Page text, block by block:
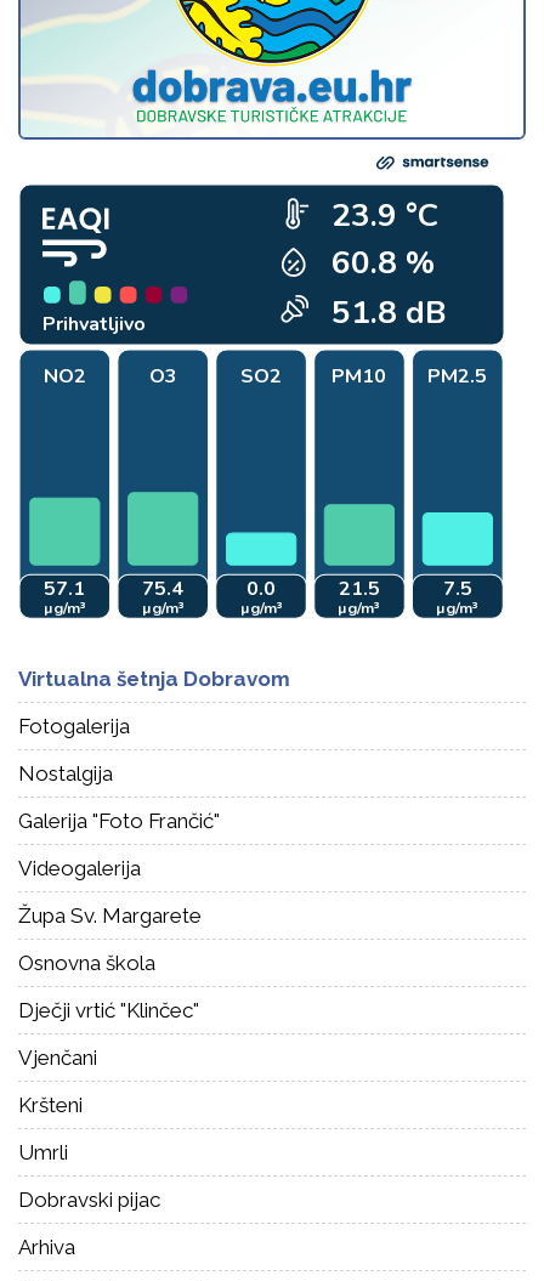
Virtualna šetnja Dobravom
Fotogalerija
Nostalgija
Galerija "Foto Frančić"
Videogalerija
Župa Sv. Margarete
Osnovna škola
Dječji vrtić "Klinčec"
Vjenčani
Kršteni
Umrli
Dobravski pijac
Arhiva